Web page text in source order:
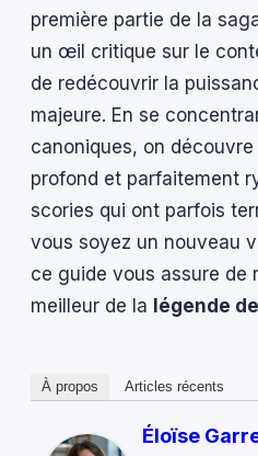
première partie de la
un œil critique sur le
de redécouvrir la
majeure. En se
canoniques, on
profond et parfaitement
scories qui ont parfois
vous soyez un nouveau
ce guide vous assure de
meilleur de la légende
À propos Articles récents
Éloïse